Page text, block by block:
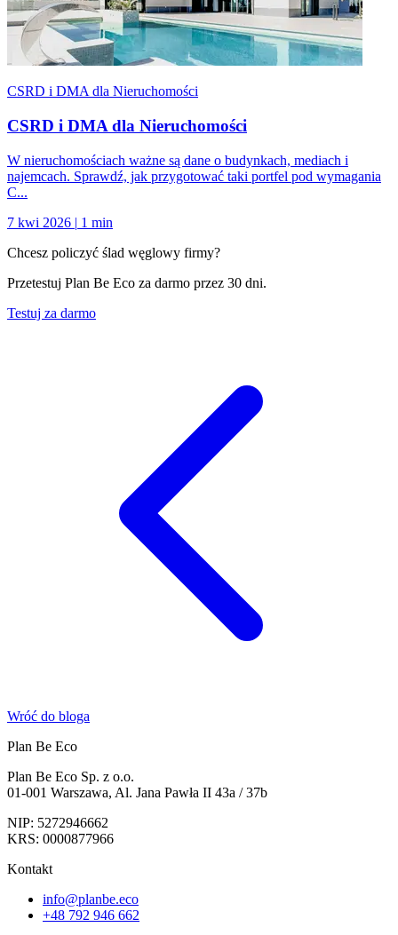
CSRD i DMA dla Nieruchomości
CSRD i DMA dla Nieruchomości
W nieruchomościach ważne są dane o budynkach, mediach i
najemcach. Sprawdź, jak przygotować taki portfel pod wymagania
C...
7 kwi 2026 | 1 min
Chcesz policzyć ślad węglowy firmy?
Przetestuj Plan Be Eco za darmo przez 30 dni.
Testuj za darmo
Wróć do bloga
Plan Be Eco
Plan Be Eco Sp. z o.o.
01-001 Warszawa, Al. Jana Pawła II 43a / 37b
NIP: 5272946662
KRS: 0000877966
Kontakt
info@planbe.eco
+48 792 946 662